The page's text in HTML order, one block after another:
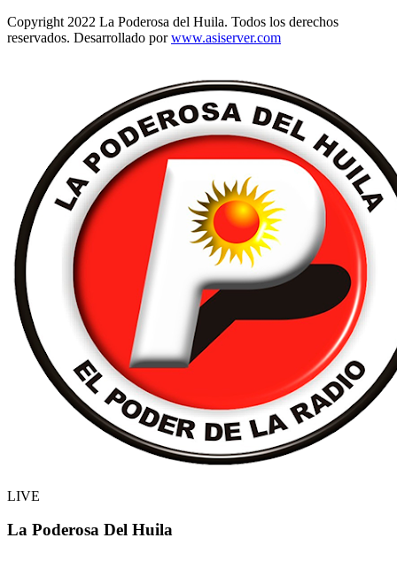
Copyright 2022 La Poderosa del Huila. Todos los derechos
reservados. Desarrollado porwww.asiserver.com
LIVE
La Poderosa Del Huila